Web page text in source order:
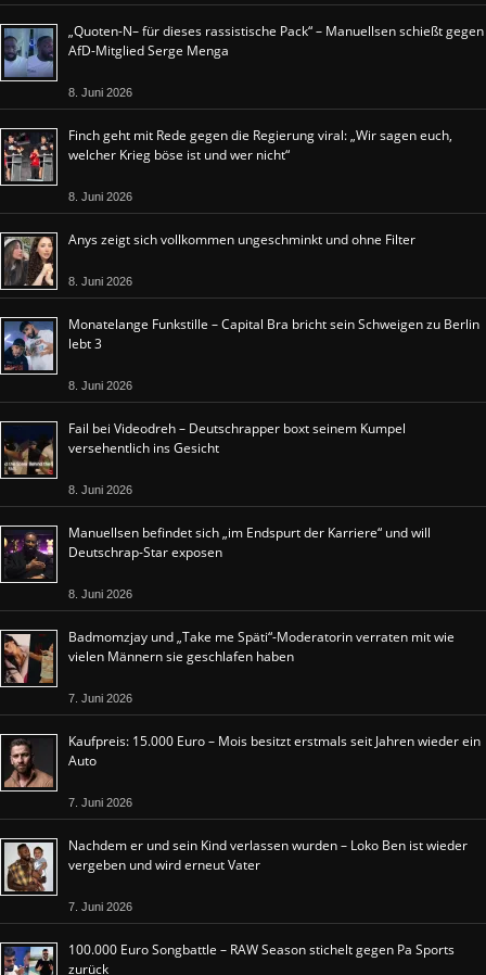
„Quoten-N– für dieses rassistische Pack“ – Manuellsen schießt gegen
AfD-Mitglied Serge Menga
8. Juni 2026
Finch geht mit Rede gegen die Regierung viral: „Wir sagen euch,
welcher Krieg böse ist und wer nicht“
8. Juni 2026
Anys zeigt sich vollkommen ungeschminkt und ohne Filter
8. Juni 2026
Monatelange Funkstille – Capital Bra bricht sein Schweigen zu Berlin
lebt 3
8. Juni 2026
Fail bei Videodreh – Deutschrapper boxt seinem Kumpel
versehentlich ins Gesicht
8. Juni 2026
Manuellsen befindet sich „im Endspurt der Karriere“ und will
Deutschrap-Star exposen
8. Juni 2026
Badmomzjay und „Take me Späti“-Moderatorin verraten mit wie
vielen Männern sie geschlafen haben
7. Juni 2026
Kaufpreis: 15.000 Euro – Mois besitzt erstmals seit Jahren wieder ein
Auto
7. Juni 2026
Nachdem er und sein Kind verlassen wurden – Loko Ben ist wieder
vergeben und wird erneut Vater
7. Juni 2026
100.000 Euro Songbattle – RAW Season stichelt gegen Pa Sports
zurück